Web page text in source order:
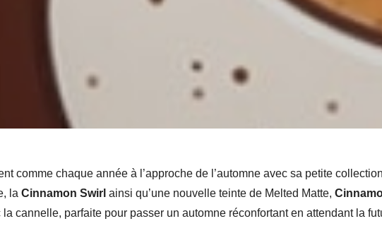
comme chaque année à l’approche de l’automne avec sa petite
la Cinnamon Swirl ainsi qu’une nouvelle teinte de Melted Matte,
cannelle, parfaite pour passer un automne réconfortant en attendant la